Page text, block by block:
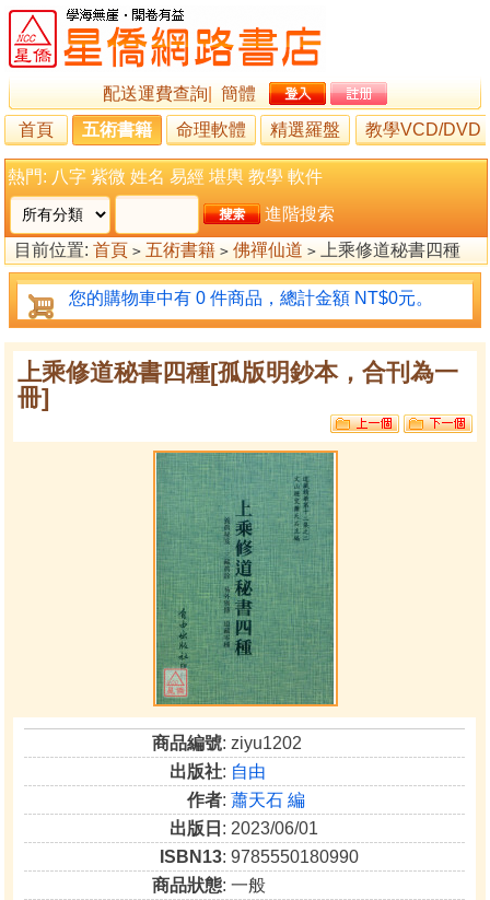
配送運費查詢
簡體
首頁
五術書籍 命理軟體 精選羅盤 教學VCD/DVD
熱門: 八字 紫微 姓名 易經 堪輿 教學 軟件
進階搜索
目前位置: 首頁 > 五術書籍 > 佛禪仙道 > 上乘修道秘書四種
[孤版明鈔本，合刊為一冊]
您的購物車中有 0 件商品，總計金額 NT$0元。
上乘修道秘書四種[孤版明鈔本，合刊為一
冊]
商品編號: ziyu1202
出版社: 自由
作者:蕭天石 編
出版日 : 2023/06/01
ISBN13: 9785550180990
商品狀態: 一般